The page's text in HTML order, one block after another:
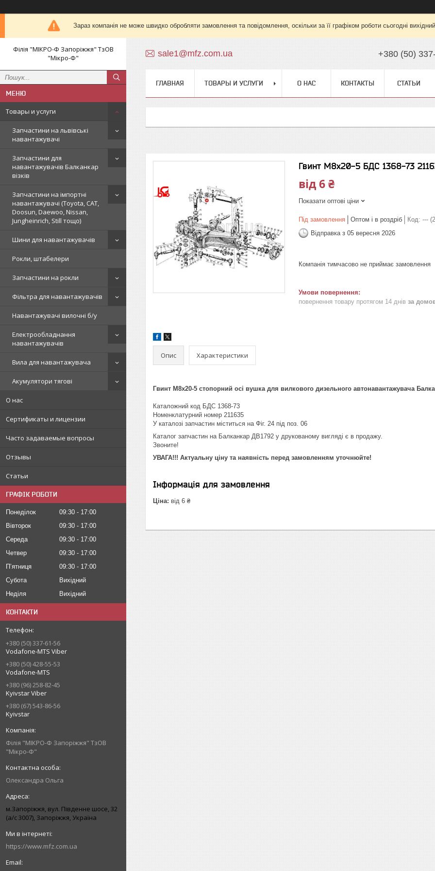
Зараз компанія не може швидко обробляти замовлення та повідомлення, оскільки за її графіком роботи сьогодні
Філія "МІКРО-Ф Запоріжжя" ТзОВ
"Мікро-Ф"
Товары и услуги
Запчастини на львівські
навантажувачі
Запчастини для
навантажувачів Балканкар
візків
Запчастини на імпортні
навантажувачі (Toyota, CAT,
Doosun, Daewoo, Nissan,
Jungheinrich, Still тощо)
Шини для навантажувачів
Рокли, штабелери
Запчастини на рокли
Фільтра для навантажувачів
Навантажувачі вилочні б/у
Електрообладнання
навантажувачів
Вила для навантажувача
Акумулятори тягові
О нас
Сертификаты и лицензии
Часто задаваемые вопросы
Отзывы
Статьи
ГРАФІК РОБОТИ
Понеділок 09:30
17:00
Вівторок
09:30
17:00
Середа
09:30
17:00
Четвер
09:30
17:00
Пʼятниця
09:30
17:00
Субота
Вихідний
Неділя
Вихідний
КОНТАКТИ
+380 (50) 337-61-56
Vodafone-MTS Viber
+380 (50) 428-55-53
Vodafone-MTS
+380 (96) 258-82-45
Kyivstar Viber
+380 (67) 543-86-56
Kyivstar
Філія "МІКРО-Ф Запоріжжя" ТзОВ
"Мікро-Ф"
Олександра Ольга
м.Запоріжжя, вул. Південне шосе, 32
(а/с 3007), Запоріжжя, Україна
https://www.mfz.com.ua
sale1@mfz.com.ua +380 (50)
ГЛАВНАЯ ТОВАРЫ И УСЛУГИ О НАС КОНТАКТЫ СТАТЬИ
Гвинт М8х20-5 БДС 1368-73
від6 ₴
Показати оптові ціни
Під замовлення Оптом і в роздріб Код: ---
Відправка з 05 вересня 2026
Компанія тимчасово не приймає замовлення
повернення товару протягом 14 днів за
Опис Характеристики
Гвинт М8х20-5 стопорний осі вушка для вилкового дизельного автонавантажувача
Каталожний код БДС 1368-73
Номенклатурний номер 211635
У каталозі запчастин міститься на Фіг. 24 під поз. 06
Каталог запчастин на Балканкар ДВ1792 у друкованому вигляді є в продажу.
Звоните!
УВАГА!!! Актуальну ціну та наявність перед замовленням уточнюйте!
Інформація для замовлення
Ціна: від 6 ₴